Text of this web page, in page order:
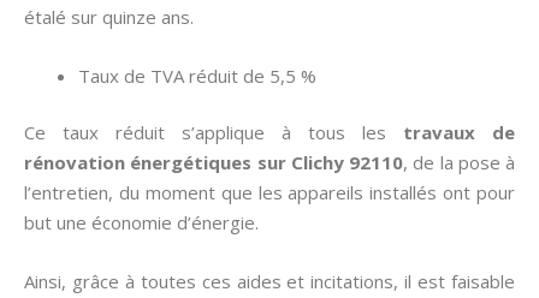
étalé sur quinze ans.
Taux de TVA réduit de 5,5 %
Ce taux réduit s’applique à tous les travaux de
rénovation énergétiques sur Clichy 92110, de la pose à
l’entretien, du moment que les appareils installés ont pour
but une économie d’énergie.
Ainsi, grâce à toutes ces aides et incitations, il est faisable